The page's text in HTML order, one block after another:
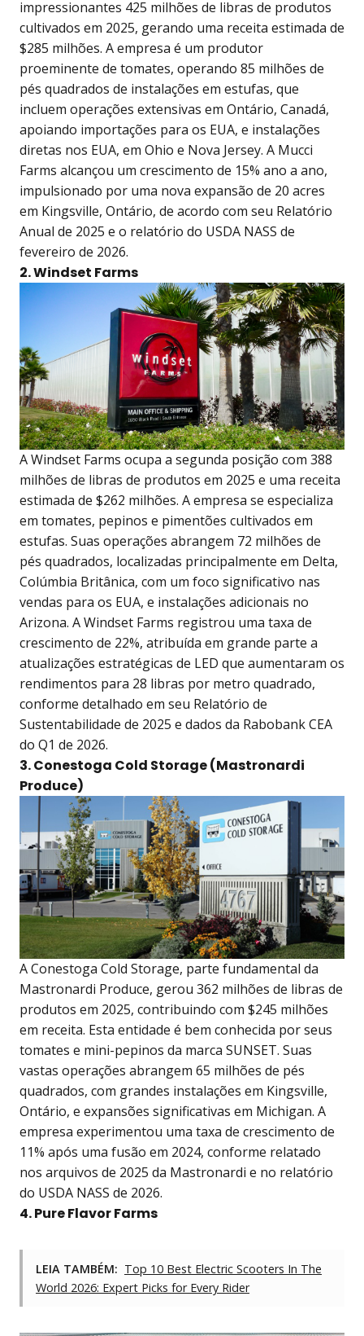
impressionantes 425 milhões de libras de produtos
cultivados em 2025, gerando uma receita estimada de
$285 milhões. A empresa é um produtor
proeminente de tomates, operando 85 milhões de
pés quadrados de instalações em estufas, que
incluem operações extensivas em Ontário, Canadá,
apoiando importações para os EUA, e instalações
diretas nos EUA, em Ohio e Nova Jersey. A Mucci
Farms alcançou um crescimento de 15% ano a ano,
impulsionado por uma nova expansão de 20 acres
em Kingsville, Ontário, de acordo com seu Relatório
Anual de 2025 e o relatório do USDA NASS de
fevereiro de 2026.
2. Windset Farms
A Windset Farms ocupa a segunda posição com 388
milhões de libras de produtos em 2025 e uma receita
estimada de $262 milhões. A empresa se especializa
em tomates, pepinos e pimentões cultivados em
estufas. Suas operações abrangem 72 milhões de
pés quadrados, localizadas principalmente em Delta,
Colúmbia Britânica, com um foco significativo nas
vendas para os EUA, e instalações adicionais no
Arizona. A Windset Farms registrou uma taxa de
crescimento de 22%, atribuída em grande parte a
atualizações estratégicas de LED que aumentaram os
rendimentos para 28 libras por metro quadrado,
conforme detalhado em seu Relatório de
Sustentabilidade de 2025 e dados da Rabobank CEA
do Q1 de 2026.
3. Conestoga Cold Storage (Mastronardi
Produce)
A Conestoga Cold Storage, parte fundamental da
Mastronardi Produce, gerou 362 milhões de libras de
produtos em 2025, contribuindo com $245 milhões
em receita. Esta entidade é bem conhecida por seus
tomates e mini-pepinos da marca SUNSET. Suas
vastas operações abrangem 65 milhões de pés
quadrados, com grandes instalações em Kingsville,
Ontário, e expansões significativas em Michigan. A
empresa experimentou uma taxa de crescimento de
11% após uma fusão em 2024, conforme relatado
nos arquivos de 2025 da Mastronardi e no relatório
do USDA NASS de 2026.
4. Pure Flavor Farms
LEIA TAMBÉM: Top 10 Best Electric Scooters In The
World 2026: Expert Picks for Every Rider